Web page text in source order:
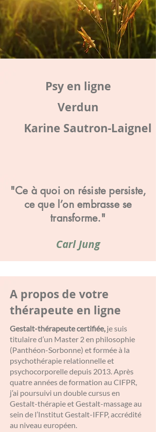
Psy en ligne
Verdun
Karine Sautron-Laignel
"Ce à quoi on résiste persiste,
ce que l’on embrasse se
transforme."
Carl Jung
A propos de votre
thérapeute en ligne
Gestalt-thérapeute certifiée,je suis
titulaire d’un Master 2 en philosophie
(Panthéon-Sorbonne) et formée à la
psychothérapie relationnelle et
psychocorporelle depuis 2013. Après
quatre années de formation au CIFPR,
j’ai poursuivi un double cursus en
Gestalt-thérapie et Gestalt-massage au
sein de l’Institut Gestalt-IFFP, accrédité
au niveau européen.